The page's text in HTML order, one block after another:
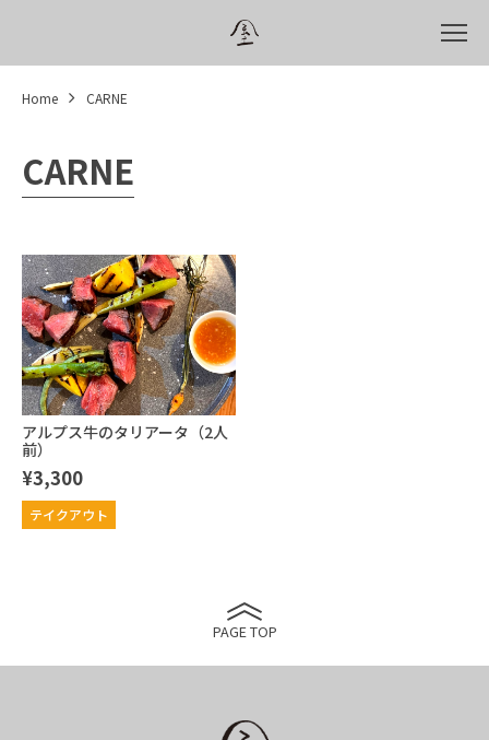
Home CARNE
CARNE
アルプス牛のタリアータ（2人
前）
¥3,300
テイクアウト
PAGE TOP